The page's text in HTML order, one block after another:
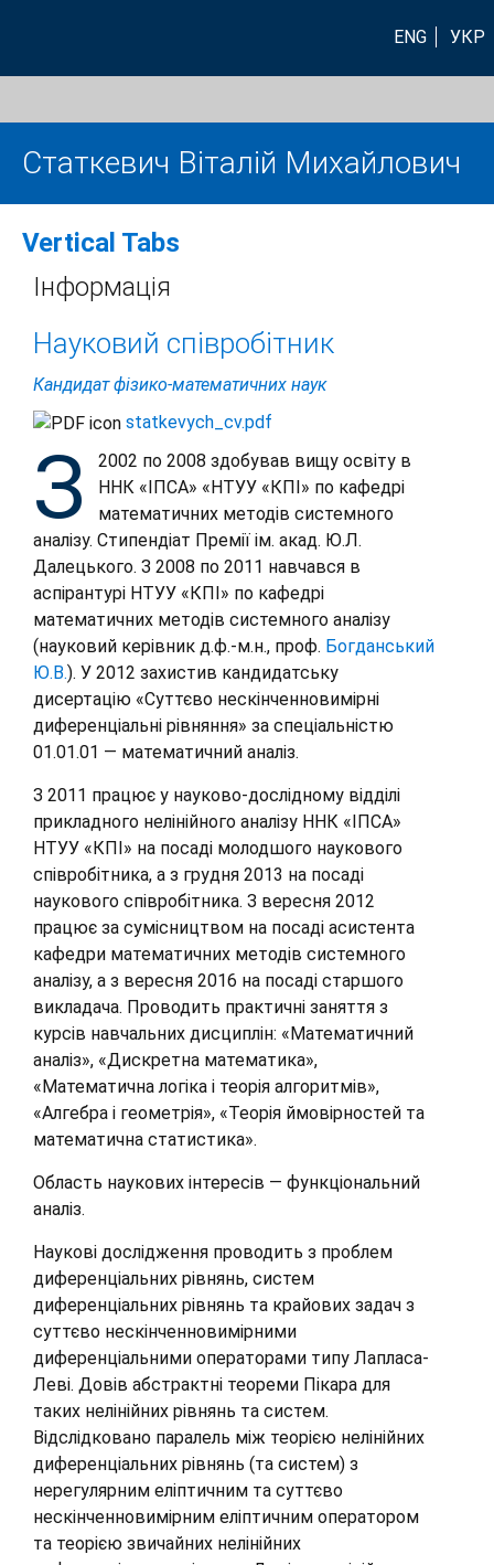
ENG УКР
Статкевич Віталій Михайлович
Vertical Tabs
Інформація
Науковий співробітник
Кандидат фізико-математичних наук
statkevych_cv.pdf
З
2002 по 2008 здобував вищу освіту в
ННК «ІПСА» «НТУУ «КПІ» по кафедрі
математичних методів системного
аналізу. Стипендіат Премії ім. акад. Ю.Л.
Далецького. З 2008 по 2011 навчався в
аспірантурі НТУУ «КПІ» по кафедрі
математичних методів системного аналізу
(науковий керівник д.ф.-м.н., проф. Богданський
Ю.В.). У 2012 захистив кандидатську
дисертацію «Суттєво нескінченновимірні
диференціальні рівняння» за спеціальністю
01.01.01 — математичний аналіз.
З 2011 працює у науково-дослідному відділі
прикладного нелінійного аналізу ННК «ІПСА»
НТУУ «КПІ» на посаді молодшого наукового
співробітника, а з грудня 2013 на посаді
наукового співробітника. З вересня 2012
працює за сумісництвом на посаді асистента
кафедри математичних методів системного
аналізу, а з вересня 2016 на посаді старшого
викладача. Проводить практичні заняття з
курсів навчальних дисциплін: «Математичний
аналіз», «Дискретна математика»,
«Математична логіка і теорія алгоритмів»,
«Алгебра і геометрія», «Теорія ймовірностей та
математична статистика».
Область наукових інтересів — функціональний
аналіз.
Наукові дослідження проводить з проблем
диференціальних рівнянь, систем
диференціальних рівнянь та крайових задач з
суттєво нескінченновимірними
диференціальними операторами типу Лапласа-
Леві. Довів абстрактні теореми Пікара для
таких нелінійних рівнянь та систем.
Відслідковано паралель між теорією нелінійних
диференціальних рівнянь (та систем) з
нерегулярним еліптичним та суттєво
нескінченновимірним еліптичним оператором
та теорією звичайних нелінійних